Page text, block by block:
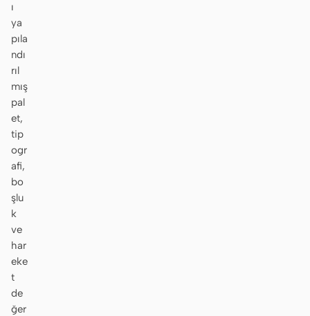
ı
ya
pıla
ndı
rıl
mış
pal
et,
tip
ogr
afi,
bo
şlu
k
ve
har
eke
t
de
ğer